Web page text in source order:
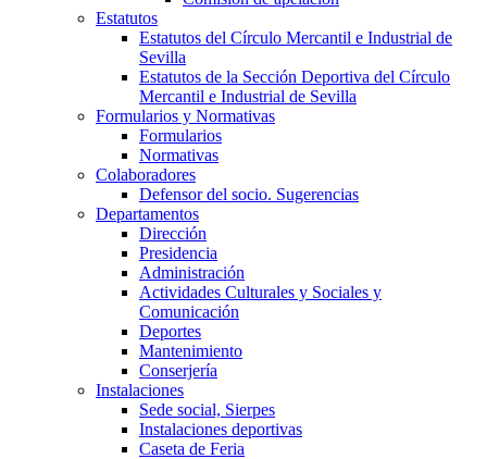
Estatutos
Estatutos del Círculo Mercantil e Industrial de
Sevilla
Estatutos de la Sección Deportiva del Círculo
Mercantil e Industrial de Sevilla
Formularios y Normativas
Formularios
Normativas
Colaboradores
Defensor del socio. Sugerencias
Departamentos
Dirección
Presidencia
Administración
Actividades Culturales y Sociales y
Comunicación
Deportes
Mantenimiento
Conserjería
Instalaciones
Sede social, Sierpes
Instalaciones deportivas
Caseta de Feria